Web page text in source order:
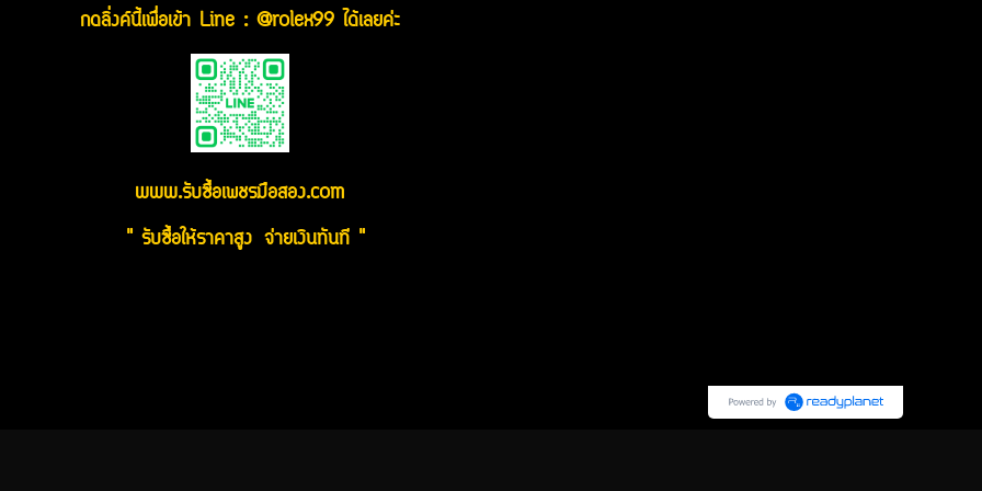
กดลิ่งค์นี้เพื่อเข้า Line : @rolex99 ได้เลยค่ะ
www.รับซื้อเพชรมือสอง.com
" รับซื้อให้ราคาสูง จ่ายเงินทันที "